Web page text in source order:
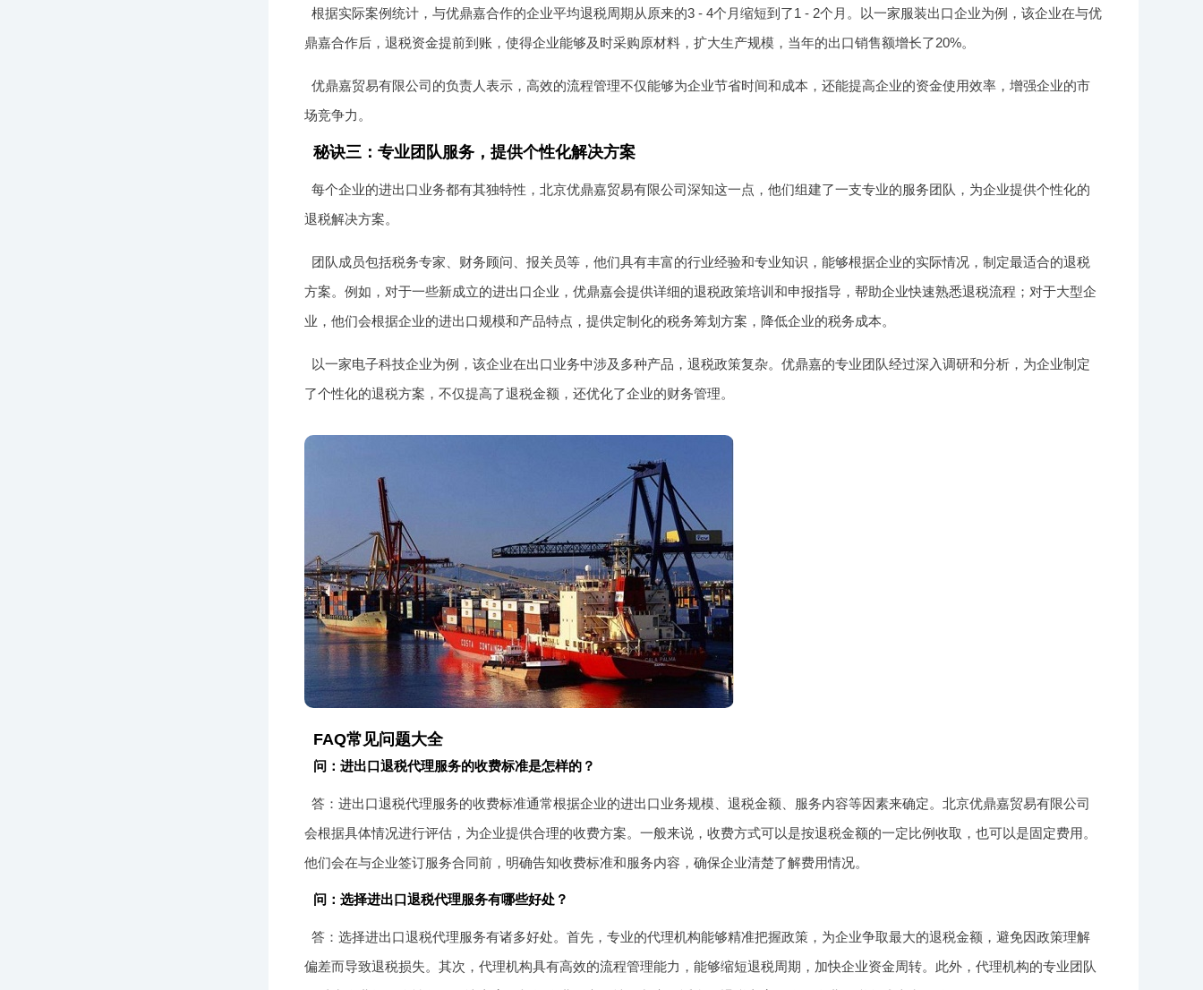
根据实际案例统计，与优鼎嘉合作的企业平均退税周期从原来的3 - 4个月缩短到了1 - 2个月。以一家服装出口企业为例，该企业在与优
鼎嘉合作后，退税资金提前到账，使得企业能够及时采购原材料，扩大生产规模，当年的出口销售额增长了20%。
优鼎嘉贸易有限公司的负责人表示，高效的流程管理不仅能够为企业节省时间和成本，还能提高企业的资金使用效率，增强企业的市
场竞争力。
秘诀三：专业团队服务，提供个性化解决方案
每个企业的进出口业务都有其独特性，北京优鼎嘉贸易有限公司深知这一点，他们组建了一支专业的服务团队，为企业提供个性化的
退税解决方案。
团队成员包括税务专家、财务顾问、报关员等，他们具有丰富的行业经验和专业知识，能够根据企业的实际情况，制定最适合的退税
方案。例如，对于一些新成立的进出口企业，优鼎嘉会提供详细的退税政策培训和申报指导，帮助企业快速熟悉退税流程；对于大型企
业，他们会根据企业的进出口规模和产品特点，提供定制化的税务筹划方案，降低企业的税务成本。
以一家电子科技企业为例，该企业在出口业务中涉及多种产品，退税政策复杂。优鼎嘉的专业团队经过深入调研和分析，为企业制定
了个性化的退税方案，不仅提高了退税金额，还优化了企业的财务管理。
FAQ常见问题大全
问：进出口退税代理服务的收费标准是怎样的？
答：进出口退税代理服务的收费标准通常根据企业的进出口业务规模、退税金额、服务内容等因素来确定。北京优鼎嘉贸易有限公司
会根据具体情况进行评估，为企业提供合理的收费方案。一般来说，收费方式可以是按退税金额的一定比例收取，也可以是固定费用。
他们会在与企业签订服务合同前，明确告知收费标准和服务内容，确保企业清楚了解费用情况。
问：选择进出口退税代理服务有哪些好处？
答：选择进出口退税代理服务有诸多好处。首先，专业的代理机构能够精准把握政策，为企业争取最大的退税金额，避免因政策理解
偏差而导致退税损失。其次，代理机构具有高效的流程管理能力，能够缩短退税周期，加快企业资金周转。此外，代理机构的专业团队